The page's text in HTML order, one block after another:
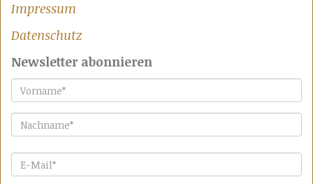
Impressum
Datenschutz
Newsletter abonnieren
Vorname
Nachname
E-Mail*